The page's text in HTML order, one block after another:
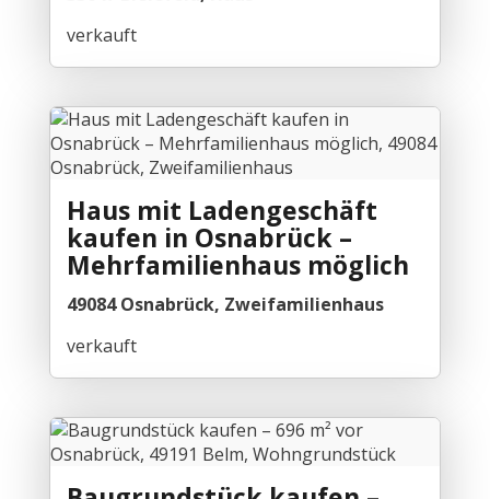
verkauft
Haus mit Ladengeschäft
kaufen in Osnabrück –
Mehrfamilienhaus möglich
49084 Osnabrück, Zweifamilienhaus
verkauft